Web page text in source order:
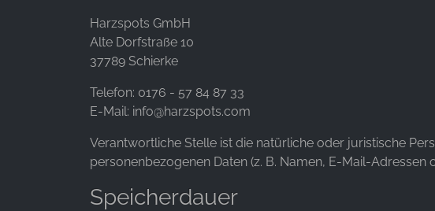
Harzspots GmbH
Alte Dorfstraße 10
37789 Schierke
Telefon: 0176 - 57 84 87 33
E-Mail: info@harzspots.com
Verantwortliche Stelle ist die natürliche oder juristische
personenbezogenen Daten (z. B. Namen, E-Mail-Adressen
Speicherdauer